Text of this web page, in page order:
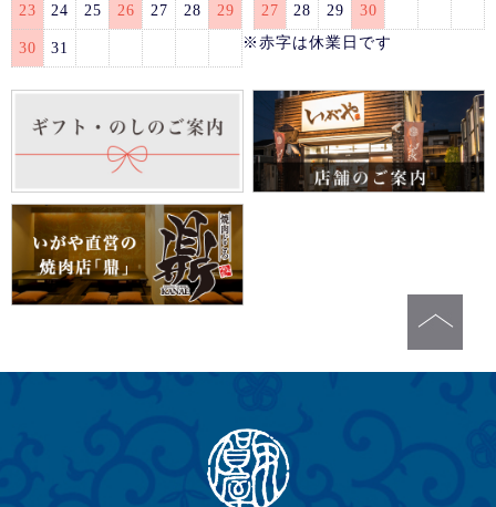
23 24 25 26 27 28 29
30 31
27 28 29
30
※赤字は休業日です